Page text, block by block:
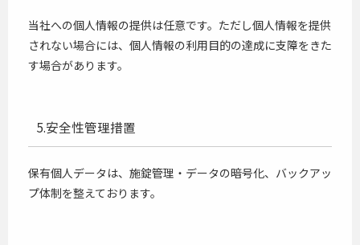
当社への個人情報の提供は任意です。ただし個人情報を提供
されない場合には、個人情報の利用目的の達成に支障をきた
す場合があります。
5.安全性管理措置
保有個人データは、施錠管理・データの暗号化、バックアッ
プ体制を整えております。